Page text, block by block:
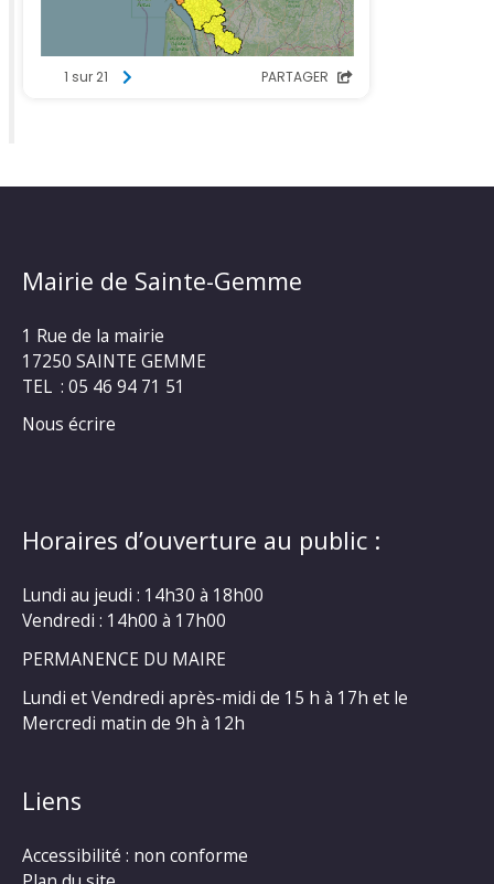
Mairie de Sainte-Gemme
1 Rue de la mairie
17250 SAINTE GEMME
TEL : 05 46 94 71 51
Nous écrire
Horaires d’ouverture au public :
Lundi au jeudi : 14h30 à 18h00
Vendredi : 14h00 à 17h00
PERMANENCE DU MAIRE
Lundi et Vendredi après-midi de 15 h à 17h et le
Mercredi matin de 9h à 12h
Liens
Accessibilité : non conforme